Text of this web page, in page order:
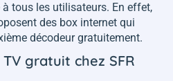
tous les utilisateurs. En effet,
des box internet qui
décodeur gratuitement.
gratuit chez SFR